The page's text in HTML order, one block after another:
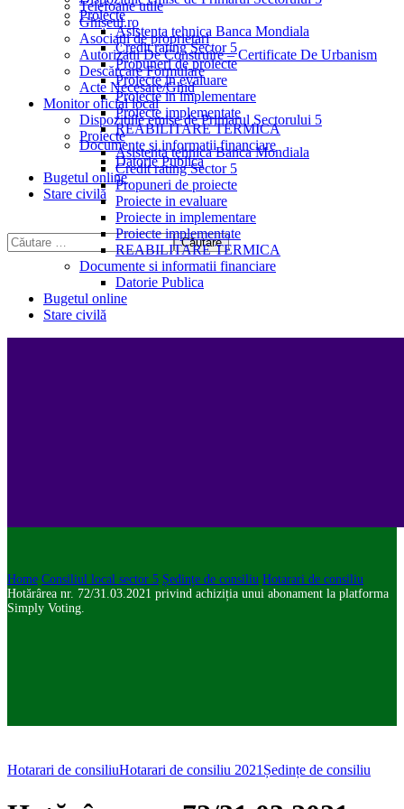
Proiecte
Asistenta tehnica Banca Mondiala
Credit rating Sector 5
Propuneri de proiecte
Proiecte in evaluare
Proiecte in implementare
Proiecte implementate
REABILITARE TERMICA
Documente si informatii financiare
Datorie Publica
Bugetul online
Stare civilă
Telefoane utile
Ghișeul.ro
Asociații de proprietari
Autorizații De Construire – Certificate De Urbanism
Descărcare Formulare
Acte Necesare/Ghid
Monitor oficial local
Dispozitiile emise de Primarul Sectorului 5
Proiecte
Asistenta tehnica Banca Mondiala
Credit rating Sector 5
Propuneri de proiecte
Proiecte in evaluare
Proiecte in implementare
Proiecte implementate
REABILITARE TERMICA
Documente si informatii financiare
Datorie Publica
Bugetul online
Stare civilă
Home Consiliul local sector 5 Ședințe de consiliu Hotarari de consiliu
Hotărârea nr. 72/31.03.2021 privind achiziția unui abonament la platforma
Simply Voting.
Hotarari de consiliuHotarari de consiliu 2021 Ședințe de consiliu